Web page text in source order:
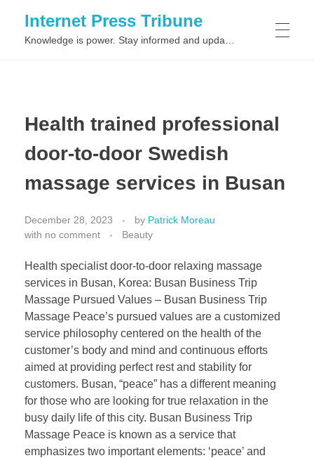
Internet Press Tribune
Health trained professional
door-to-door Swedish
massage services in Busan
December 28, 2023 by Patrick Moreau
with no comment Beauty
Health specialist door-to-door relaxing massage
services in Busan, Korea: Busan Business Trip
Massage Pursued Values – Busan Business Trip
Massage Peace’s pursued values are a customized
service philosophy centered on the health of the
customer’s body and mind and continuous efforts
aimed at providing perfect rest and stability for
customers. Busan, “peace” has a different meaning
for those who are looking for true relaxation in the
busy daily life of this city. Busan Business Trip
Massage Peace is known as a service that
emphasizes two important elements: ‘peace’ and